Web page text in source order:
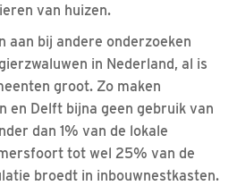
van huizen.
aan bij andere onderzoeken
in Nederland, al is
groot. Zo maken
en Delft bijna geen gebruik van
dan 1% van de lokale
tot wel 25% van de
broedt in inbouwnestkasten.